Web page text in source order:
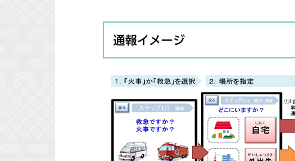
通報イメージ